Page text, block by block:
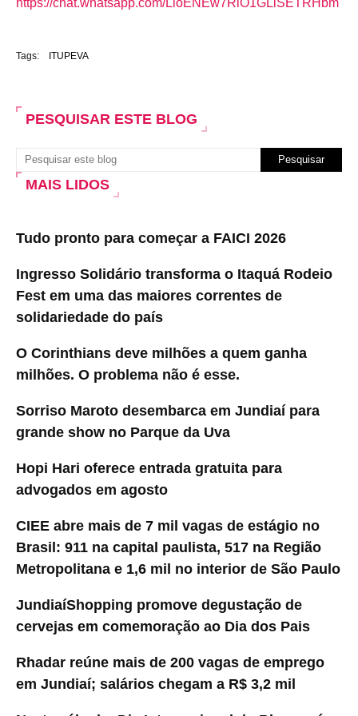
https://chat.whatsapp.com/LloENEw7RiO1GLiSETRHbm
Tags: ITUPEVA
PESQUISAR ESTE BLOG
MAIS LIDOS
Tudo pronto para começar a FAICI 2026
Ingresso Solidário transforma o Itaquá Rodeio
Fest em uma das maiores correntes de
solidariedade do país
O Corinthians deve milhões a quem ganha
milhões. O problema não é esse.
Sorriso Maroto desembarca em Jundiaí para
grande show no Parque da Uva
Hopi Hari oferece entrada gratuita para
advogados em agosto
CIEE abre mais de 7 mil vagas de estágio no
Brasil: 911 na capital paulista, 517 na Região
Metropolitana e 1,6 mil no interior de São Paulo
JundiaíShopping promove degustação de
cervejas em comemoração ao Dia dos Pais
Rhadar reúne mais de 200 vagas de emprego
em Jundiaí; salários chegam a R$ 3,2 mil